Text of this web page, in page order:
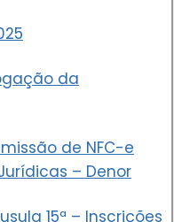
da
de NFC-e
– Denor
15ª – Inscrições